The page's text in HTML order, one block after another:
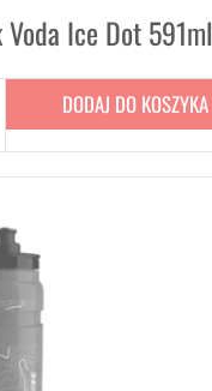
Ice Dot 591ml
DODAJ DO KOSZYKA